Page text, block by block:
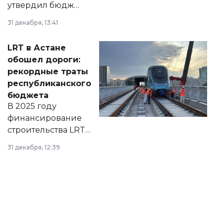
утвердил бюджет
города на 2026–
2028 годы.
документ
появился в базе
нормативных
правовых актов и
на сайте маслихат
города.
31 декабря, 13:41
LRT в Астане
обошел дороги:
рекордные траты
республиканского
бюджета
В 2025 году
финансирование
строительства LRT
в Астане из
республиканского
31 декабря, 12:39